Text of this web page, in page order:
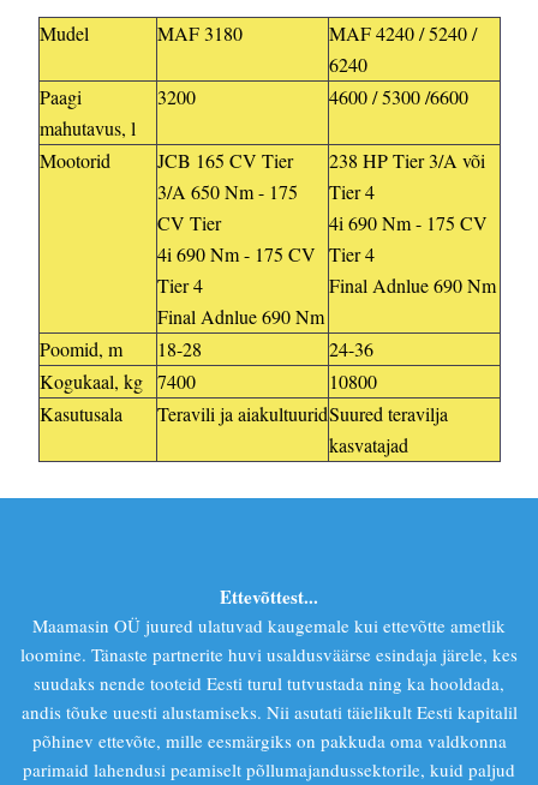
Mudel MAF 3180
MAF 4240 / 5240 /
6240
Paagi
mahutavus, l
3200 4600 / 5300 /6600
Mootorid
JCB 165 CV Tier
3/A 650 Nm - 175
CV Tier
4i 690 Nm - 175 CV
Tier 4
Final Adnlue 690 Nm
238 HP Tier 3/A või
Tier 4
4i 690 Nm - 175 CV
Tier 4
Final Adnlue 690 Nm
Poomid, m 18-28
24-36
Kogukaal, kg 7400
10800
Kasutusala
Teravili ja aiakultuuridSuured teravilja
kasvatajad
Ettevõttest...
Maamasin OÜ juured ulatuvad kaugemale kui ettevõtte ametlik
loomine. Tänaste partnerite huvi usaldusväärse esindaja järele, kes
suudaks nende tooteid Eesti turul tutvustada ning ka hooldada,
andis tõuke uuesti alustamiseks. Nii asutati täielikult Eesti kapitalil
põhinev ettevõte, mille eesmärgiks on pakkuda oma valdkonna
parimaid lahendusi peamiselt põllumajandussektorile, kuid paljud